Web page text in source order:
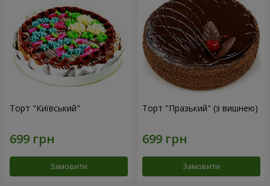
Торт "Київський"
Замовити
Торт "Празький" (з вишнею)
Замовити